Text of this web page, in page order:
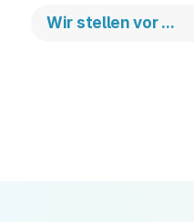
Wir stellen vor ...